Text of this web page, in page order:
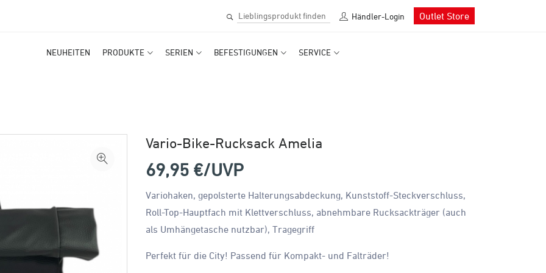
Händler-Login Outlet Store
NEUHEITEN PRODUKTE SERIEN BEFESTIGUNGEN SERVICE
Vario-Bike-Rucksack Amelia
69,95 €/UVP
Variohaken, gepolsterte Halterungsabdeckung, Kunststoff-Steckverschluss,
Roll-Top-Hauptfach mit Klettverschluss, abnehmbare Rucksackträger (auch
als Umhängetasche nutzbar), Tragegriff
Perfekt für die City! Passend für Kompakt- und Falträder!